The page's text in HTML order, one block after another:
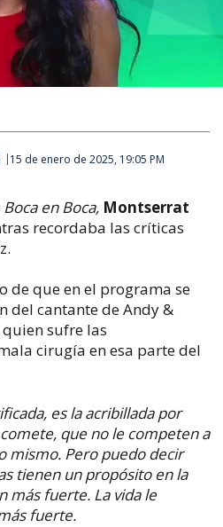
15 de enero de 2025, 19:05 PM
Boca en Boca, Montserrat
recordaba las críticas
de que en el programa se
del cantante de Andy &
quien sufre las
cirugía en esa parte del
es la acribillada por
que no le competen a
mismo. Pero puedo decir
tienen un propósito en la
más fuerte. La vida le
fuerte.